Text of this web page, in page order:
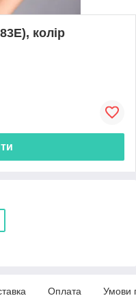
колір
Оплата Умови